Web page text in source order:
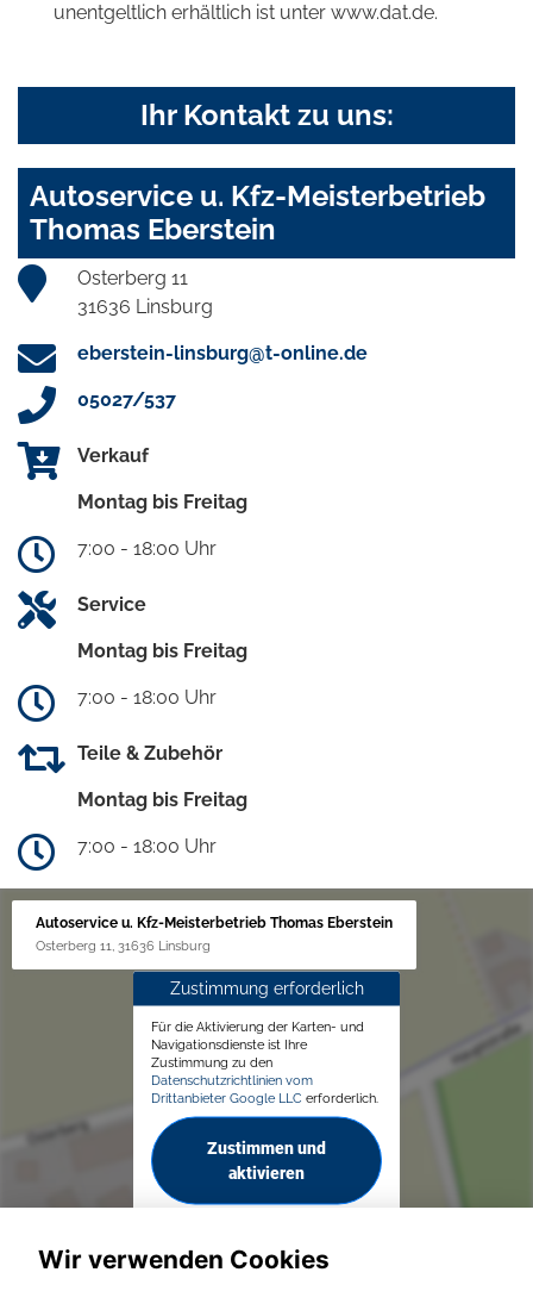
unentgeltlich erhältlich ist unter www.dat.de.
Ihr Kontakt zu uns:
Autoservice u. Kfz-Meisterbetrieb
Thomas Eberstein
Osterberg 11
31636 Linsburg
eberstein-linsburg@t-online.de
05027/537
Verkauf
Montag bis Freitag
7:00 - 18:00 Uhr
Service
Montag bis Freitag
7:00 - 18:00 Uhr
Teile & Zubehör
Montag bis Freitag
7:00 - 18:00 Uhr
Autoservice u. Kfz-Meisterbetrieb Thomas Eberstein
Osterberg 11, 31636 Linsburg
Zustimmung erforderlich
Für die Aktivierung der Karten- und
Navigationsdienste ist Ihre
Zustimmung zu den
Datenschutzrichtlinien vom
Drittanbieter Google LLC erforderlich.
Zustimmen und
aktivieren
Wir verwenden Cookies